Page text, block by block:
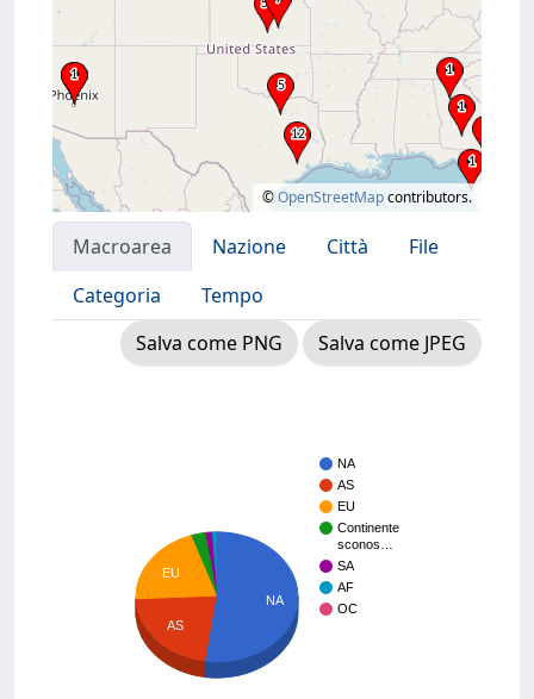
©OpenStreetMapcontributors.
Macroarea Nazione Città
File
Categoria
Tempo
Salva come PNG
Salva come JPEG
NA
AS
EU
Continente
sconos…
SA
AF
OC
EU
AS
NA